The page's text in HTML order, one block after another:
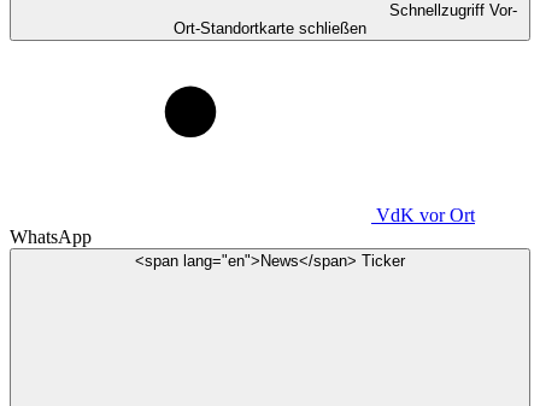
Schnellzugriff Vor-
Ort-Standortkarte schließen
VdK vor Ort
WhatsApp
<span lang="en">News</span> Ticker